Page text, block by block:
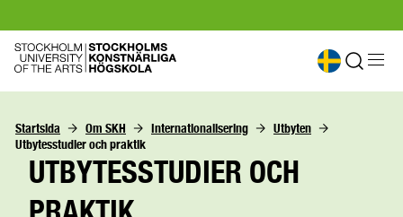
Startsida Om SKH Internationalisering
Utbyten
Utbytesstudier och praktik
UTBYTESSTUDIER OCH